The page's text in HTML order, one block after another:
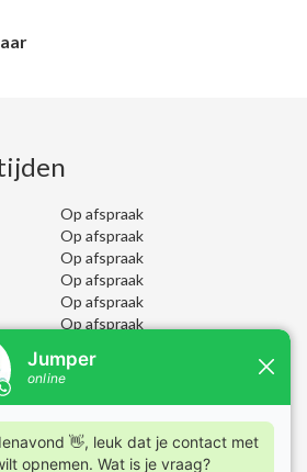
Op afspraak
Op afspraak
Op afspraak
Op afspraak
Op afspraak
Op afspraak